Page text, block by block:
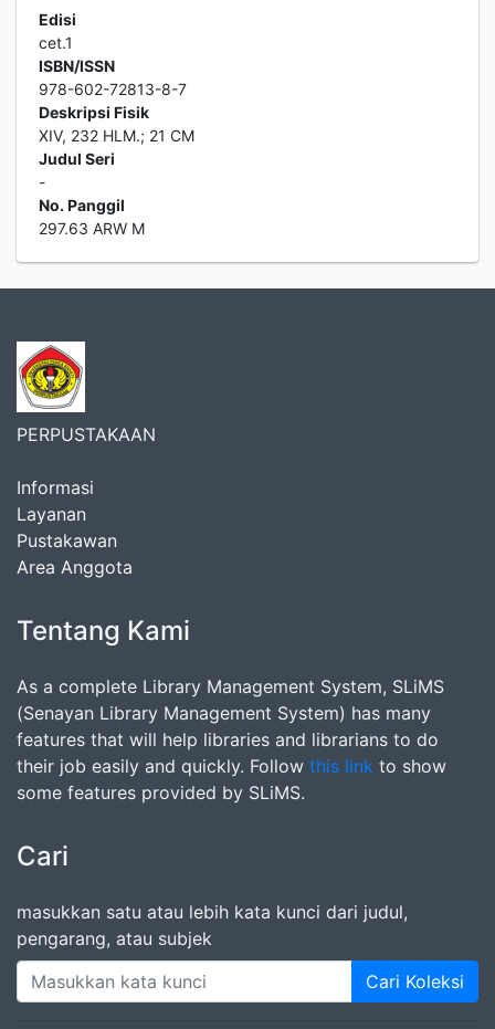
Edisi
cet.1
ISBN/ISSN
978-602-72813-8-7
Deskripsi Fisik
XIV, 232 HLM.; 21 CM
Judul Seri
-
No. Panggil
297.63 ARW M
PERPUSTAKAAN
Informasi
Layanan
Pustakawan
Area Anggota
Tentang Kami
As a complete Library Management System, SLiMS
(Senayan Library Management System) has many
features that will help libraries and librarians to do
their job easily and quickly. Follow this link to show
some features provided by SLiMS.
Cari
masukkan satu atau lebih kata kunci dari judul,
pengarang, atau subjek
Cari Koleksi